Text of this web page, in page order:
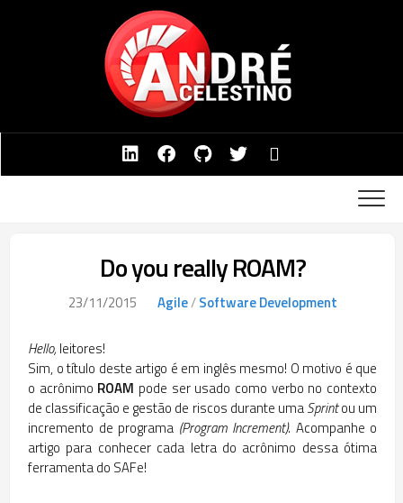
Do you really ROAM?
23/11/2015 Agile/Software Development
Hello,leitores!
Sim, o título deste artigo é em inglês mesmo! O motivo é que
o acrônimo ROAM pode ser usado como verbo no contexto
de classificação e gestão de riscos durante umaSprintou um
incremento de programa (Program Increment). Acompanhe o
artigo para conhecer cada letra do acrônimo dessa ótima
ferramenta do SAFe!